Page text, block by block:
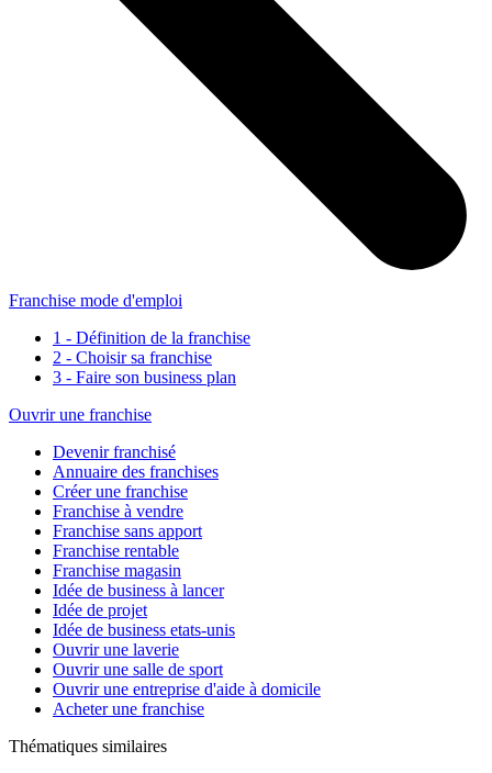
Franchise mode d'emploi
1 - Définition de la franchise
2 - Choisir sa franchise
3 - Faire son business plan
Ouvrir une franchise
Devenir franchisé
Annuaire des franchises
Créer une franchise
Franchise à vendre
Franchise sans apport
Franchise rentable
Franchise magasin
Idée de business à lancer
Idée de projet
Idée de business etats-unis
Ouvrir une laverie
Ouvrir une salle de sport
Ouvrir une entreprise d'aide à domicile
Acheter une franchise
Thématiques similaires